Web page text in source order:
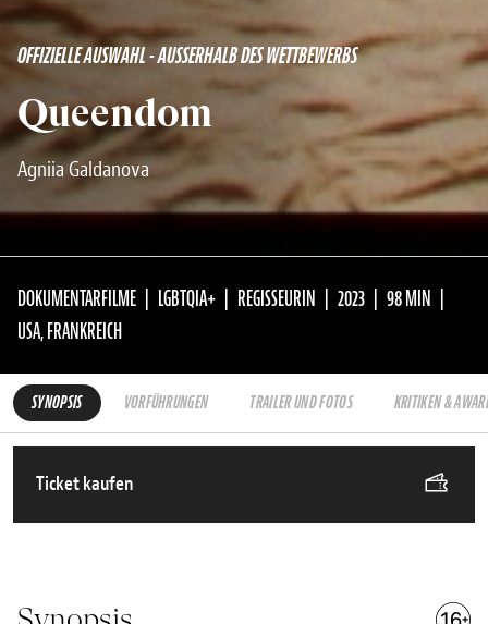
OFFIZIELLE AUSWAHL - AUSSERHALB DES WETTBEWERBS
Queendom
Agniia Galdanova
DOKUMENTARFILME LGBTQIA+ REGISSEURIN 2023
98 MIN
USA, FRANKREICH
SYNOPSIS VORFÜHRUNGEN TRAILER UND FOTOS KRITIKEN &
Ticket kaufen